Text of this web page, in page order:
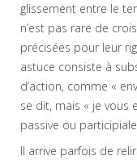
glissement entre le
n’est pas rare de
précisées pour leur
astuce consiste à
d’action, comme «
se dit, mais « je vous
passive ou
Il arrive parfois de